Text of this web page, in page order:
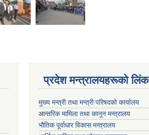
प्रदेश मन्त्रालयहरूको लिंक
मुख्य मन्त्री तथा मन्त्री परिषदको कार्यालय
आन्तरिक मामिला तथा कानून मन्त्रालय
भाैतिक पूर्वाधार विकास मन्त्रालय